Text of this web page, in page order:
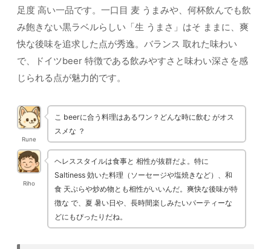
足度 高い一品です。一口目 麦 うまみや、何杯飲んでも飲
み飽きない黒ラベルらしい「生 うまさ」はそ ままに、爽
快な後味を追求した点が秀逸。バランス 取れた味わい
で、ドイツbeer 特徴である飲みやすさと味わい深さを感
じられる点が魅力的です。
Rune
こ beerに合う料理はあるワン？どんな時に飲む がオス
スメな ？
Riho
ヘレススタイルは食事と 相性が抜群だよ。特に
Saltiness 効いた料理（ソーセージや塩焼きなど）、和
食 天ぷらや炒め物とも相性がいいんだ。爽快な後味が特
徴な で、夏 暑い日や、長時間楽しみたいパーティーな
どにもぴったりだね。